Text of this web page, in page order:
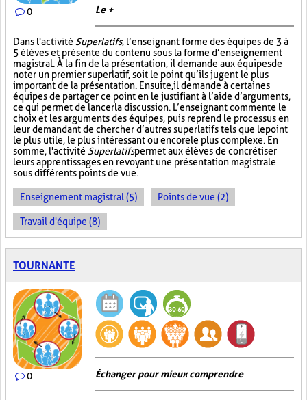
0 Le +
Dans l'activité Superlatifs, l’enseignant forme des équipes de 3 à
5 élèves et présente du contenu sous la forme d’enseignement
magistral. À la fin de la présentation, il demande aux équipes de
noter un premier superlatif, soit le point qu’ils jugent le plus
important de la présentation. Ensuite, il demande à certaines
équipes de partager ce point en le justifiant à l’aide d’arguments,
ce qui permet de lancer la discussion. L’enseignant commente le
choix et les arguments des équipes, puis reprend le processus en
leur demandant de chercher d’autres superlatifs tels que le point
le plus utile, le plus intéressant ou encore le plus complexe. En
somme, l'activité Superlatifspermet aux élèves de concrétiser
leurs apprentissages en revoyant une présentation magistrale
sous différents points de vue.
Enseignement magistral (5) Points de vue (2)
Travail d'équipe (8)
TOURNANTE
0 Échanger pour mieux comprendre